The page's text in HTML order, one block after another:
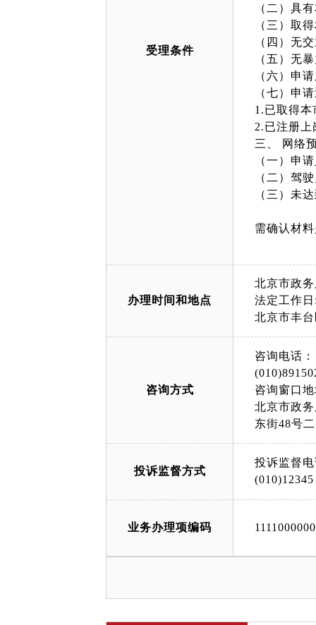
受理条件
（二）具
（三）取
（四）无
（五）无
（六）申
（七）申
1.已取得
2.已注册
三、 网络
（一）申
（二）驾
（三）未
需确认材
办理时间和地点
北京市政
法定工作
北京市丰
咨询方式
咨询电话：
咨询窗口
北京市政
东街48号
投诉监督方式
投诉监督
(010)12345
业务办理项编码